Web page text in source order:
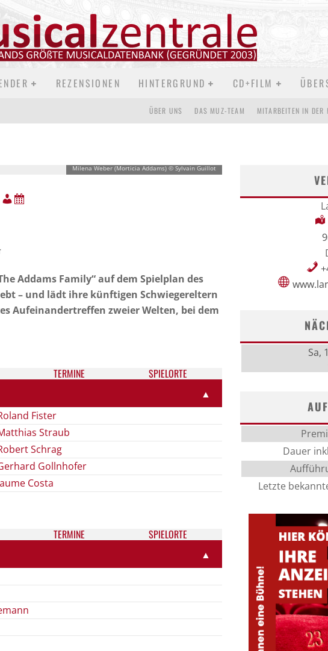
REZENSIONEN HINTERGRUND CD+FILM
ÜBER UNS DAS MUZ-TEAM MITARBEITEN IN DER
Milena Weber (Morticia Addams) © Sylvain Guillot
Addams Family“ auf dem Spielplan des
– und lädt ihre künftigen Schwiegereltern
Aufeinandertreffen zweier Welten, bei dem
TER­MI­NE
SPIELORTE
▲
Fister
Straub
Schrag
Gollnhofer
Costa
TER­MI­NE
SPIELORTE
▲
Sa,
Dauer
Letzte